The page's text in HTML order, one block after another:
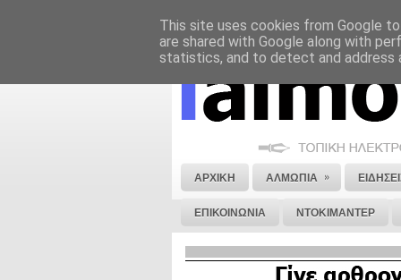
ΝΟΜΙΚΗ ΣΗΜΕΙΩΣΗ ΔΙΑΦΗΜΙΣΗ
ΑΡΧΙΚΗ ΑΛΜΩΠΙΑ »
ΕΠΙΚΟΙΝΩΝΙΑ ΝΤΟΚΙΜΑΝΤΕΡ
This site uses cookies from Google
are shared with Google along with
statistics, and to detect and address